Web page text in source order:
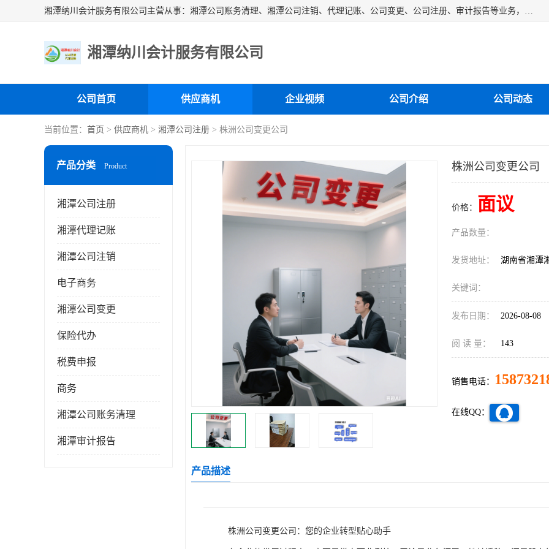
湘潭纳川会计服务有限公司主营从事：湘潭公司账务清理、湘潭公司注销、代理记账、公司变更、公司注册、审计报告等业务，公司设立有专门的代理注册部门，现有工商代办专员，部门经理从事工商代办多年，对各地区公司注册、公司变更、进出口业务等流程以及各行业公司注册、变更所需注意的细节都非常熟悉。
湘潭纳川会计服务有限公司
公司首页 供应商机 企业视频 公司介绍 公司动态
当前位置： 首页 > 供应商机 > 湘潭公司注册 > 株洲公司变更公司
产品分类 Product
湘潭公司注册
湘潭代理记账
湘潭公司注销
电子商务
湘潭公司变更
保险代办
税费申报
商务
湘潭公司账务清理
湘潭审计报告
株洲公司变更公司
价格： 面议
产品数量：
发货地址： 湖南省湘潭
关键词：
发布日期： 2026-08-08
阅 读 量： 143
销售电话：
在线QQ：
产品描述
株洲公司变更公司：您的企业转型贴心助手